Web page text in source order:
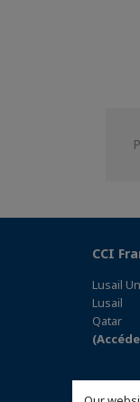
CCI
Lusail
Lusail
Qatar